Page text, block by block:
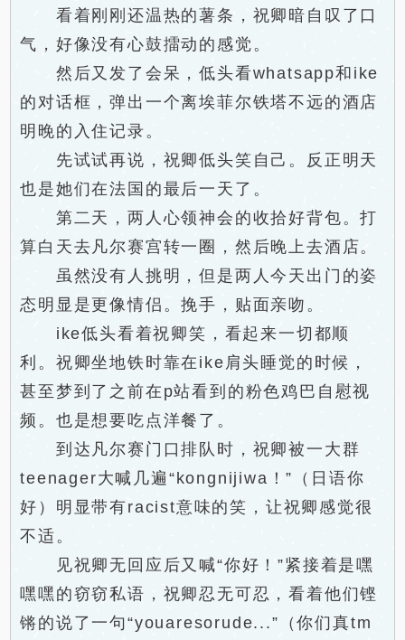
看着刚刚还温热的薯条，祝卿暗自叹了口
气，好像没有心鼓擂动的感觉。
然后又发了会呆，低头看whatsapp和ike
的对话框，弹出一个离埃菲尔铁塔不远的酒店
明晚的入住记录。
先试试再说，祝卿低头笑自己。反正明天
也是她们在法国的最后一天了。
第二天，两人心领神会的收拾好背包。打
算白天去凡尔赛宫转一圈，然后晚上去酒店。
虽然没有人挑明，但是两人今天出门的姿
态明显是更像情侣。挽手，贴面亲吻。
ike低头看着祝卿笑，看起来一切都顺
利。祝卿坐地铁时靠在ike肩头睡觉的时候，
甚至梦到了之前在p站看到的粉色鸡巴自慰视
频。也是想要吃点洋餐了。
到达凡尔赛门口排队时，祝卿被一大群
teenager大喊几遍“kongnijiwa！”（日语你
好）明显带有racist意味的笑，让祝卿感觉很
不适。
见祝卿无回应后又喊“你好！”紧接着是嘿
嘿嘿的窃窃私语，祝卿忍无可忍，看着他们铿
锵的说了一句“youaresorude...”（你们真tm